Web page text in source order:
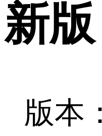
新版
版本